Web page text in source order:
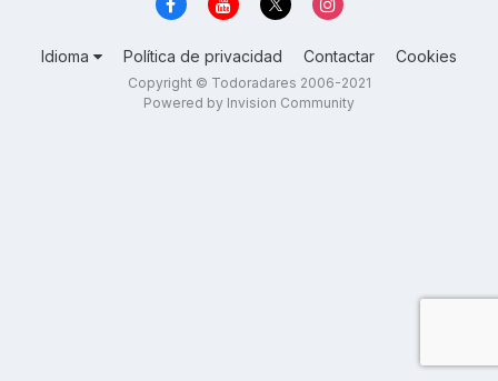
Idioma Política de privacidad Contactar Cookies
Copyright © Todoradares 2006-2021
Powered by Invision Community